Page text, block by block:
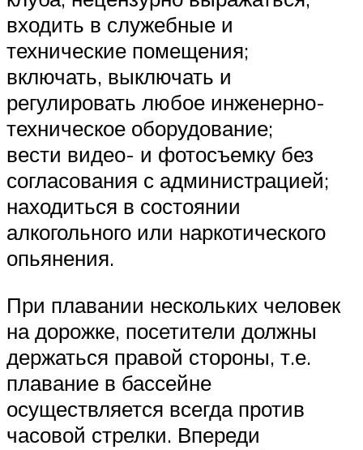
входить в служебные и
технические помещения;
включать, выключать и
регулировать любое инженерно-
техническое оборудование;
вести видео- и фотосъемку без
согласования с администрацией;
находиться в состоянии
алкогольного или наркотического
опьянения.
При плавании нескольких человек
на дорожке, посетители должны
держаться правой стороны, т.е.
плавание в бассейне
осуществляется всегда против
часовой стрелки. Впереди